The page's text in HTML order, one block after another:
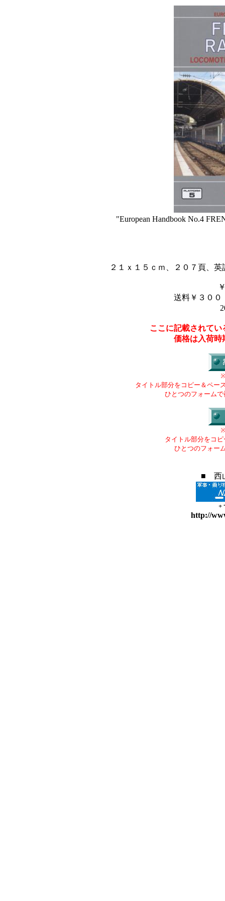
"European Handbook No.4
２１ｘ１５ｃｍ、２０７頁、
送料￥３００
ここに記載されて
価格は入荷時
タイトル部分をコピー＆ペー
ひとつのフォーム
タイトル部分をコ
ひとつのフォー
■ 西
+
http://